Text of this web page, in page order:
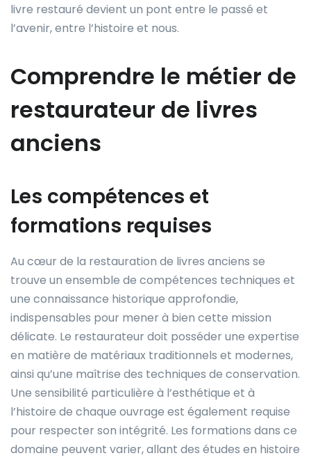
livre restauré devient un pont entre le passé et
l’avenir, entre l’histoire et nous.
Comprendre le métier de
restaurateur de livres
anciens
Les compétences et
formations requises
Au cœur de la restauration de livres anciens se
trouve un ensemble de compétences techniques et
une connaissance historique approfondie,
indispensables pour mener à bien cette mission
délicate. Le restaurateur doit posséder une expertise
en matière de matériaux traditionnels et modernes,
ainsi qu’une maîtrise des techniques de conservation.
Une sensibilité particulière à l’esthétique et à
l’histoire de chaque ouvrage est également requise
pour respecter son intégrité. Les formations dans ce
domaine peuvent varier, allant des études en histoire